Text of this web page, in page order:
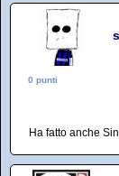
0 punti
Ha fatto anche